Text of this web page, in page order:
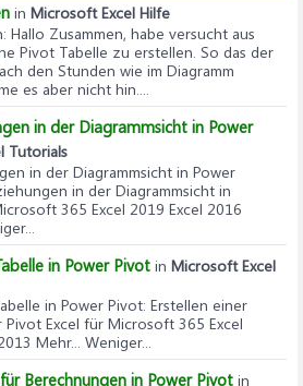
in Microsoft Excel Hilfe
: Hallo Zusammen, habe versucht aus
Pivot Tabelle zu erstellen. So das der
den Stunden wie im Diagramm
es aber nicht hin....
in der Diagrammsicht in Power
Tutorials
in der Diagrammsicht in Power
in der Diagrammsicht in
365 Excel 2019 Excel 2016
in Power Pivot in Microsoft Excel
in Power Pivot: Erstellen einer
Excel für Microsoft 365 Excel
Mehr... Weniger...
Berechnungen in Power Pivot in